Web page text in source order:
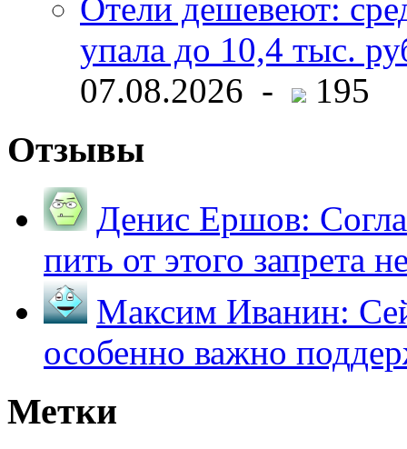
Отели дешевеют:
упала до 10,4 тыс.
07.08.2026 -
195
Отзывы
Денис Ершов:
пить от этого запрета
Максим Иванин:
особенно важно
Метки